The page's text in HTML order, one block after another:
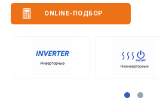
ONLINE-ПОДБОР